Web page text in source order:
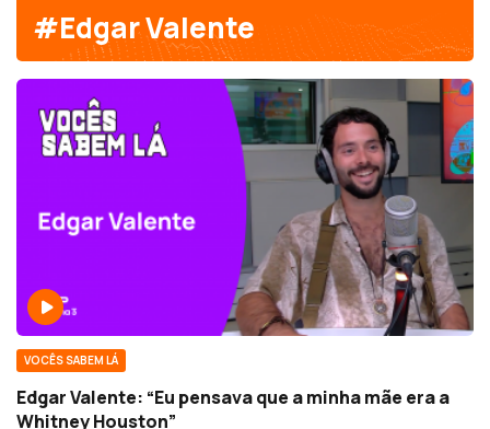
#Edgar Valente
VOCÊS SABEM LÁ
Edgar Valente: “Eu pensava que a minha mãe era a
Whitney Houston”